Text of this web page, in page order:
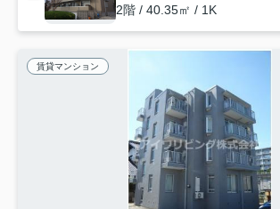
2階 / 40.35㎡ / 1K
賃貸マンション